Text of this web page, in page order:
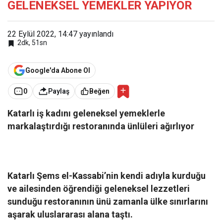
GELENEKSEL YEMEKLER YAPIYOR
22 Eylül 2022, 14:47 yayınlandı
2dk, 51sn
Google'da Abone Ol
0 Paylaş Beğen
Katarlı iş kadını geleneksel yemeklerle
markalaştırdığı restoranında ünlüleri ağırlıyor
Katarlı Şems el-Kassabi’nin kendi adıyla kurduğu
ve ailesinden öğrendiği geleneksel lezzetleri
sunduğu restoranının ünü zamanla ülke sınırlarını
aşarak uluslararası alana taştı.